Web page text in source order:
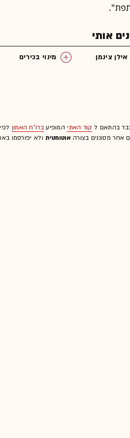
אותי
אילן צינמן
מינוי בכירים
בהתאם ל קוד האתיהמופיעבדו"ח האמון
אחר מסוננים בצורה אוטומטיתולא יפורסמו